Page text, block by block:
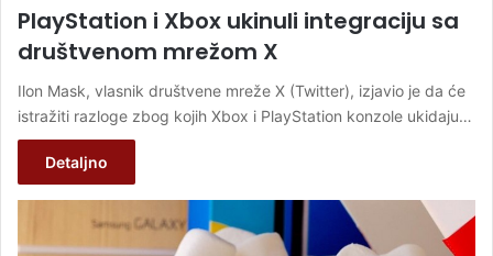
PlayStation i Xbox ukinuli integraciju sa
društvenom mrežom X
Ilon Mask, vlasnik društvene mreže X (Twitter), izjavio je da će
istražiti razloge zbog kojih Xbox i PlayStation konzole ukidaju…
Detaljno